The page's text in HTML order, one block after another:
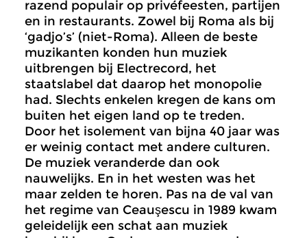
razend populair op privéfeesten, partijen
en in restaurants. Zowel bij Roma als bij
‘gadjo’s’ (niet-Roma). Alleen de beste
muzikanten konden hun muziek
uitbrengen bij Electrecord, het
staatslabel dat daarop het monopolie
had. Slechts enkelen kregen de kans om
buiten het eigen land op te treden.
Door het isolement van bijna 40 jaar was
er weinig contact met andere culturen.
De muziek veranderde dan ook
nauwelijks. En in het westen was het
maar zelden te horen. Pas na de val van
het regime van Ceauşescu in 1989 kwam
geleidelijk een schat aan muziek